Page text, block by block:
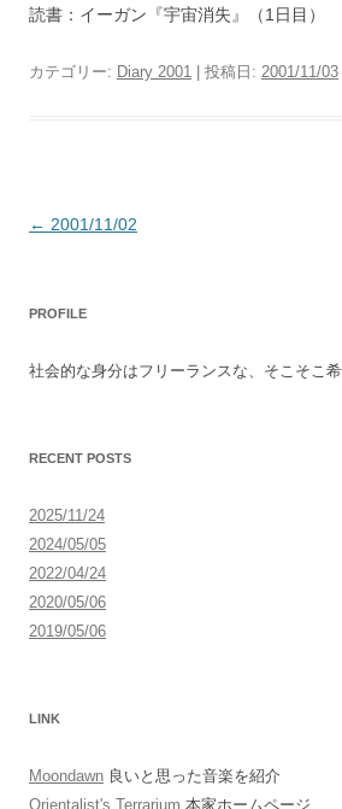
読書：イーガン『宇宙消失』（1日目）
カテゴリー: Diary 2001 | 投稿日: 2001/11/03
投
ゲ
ョ
← 2001/11/02
PROFILE
社会的な身分はフリーランスな、そこそこ希
RECENT POSTS
2025/11/24
2024/05/05
2022/04/24
2020/05/06
2019/05/06
LINK
Moondawn 良いと思った音楽を紹介
Orientalist's Terrarium 本家ホームページ